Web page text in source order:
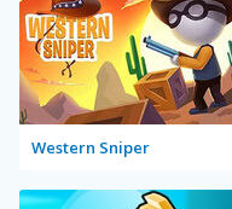
Western Sniper